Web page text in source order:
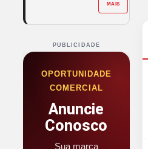
MAIS
PUBLICIDADE
OPORTUNIDADE
COMERCIAL
Anuncie
Conosco
Sua marca